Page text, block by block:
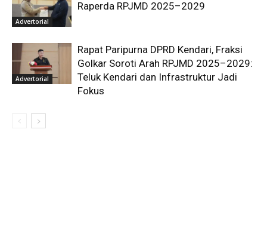
Advertorial
Raperda RPJMD 2025–2029
Advertorial
Rapat Paripurna DPRD Kendari, Fraksi
Golkar Soroti Arah RPJMD 2025–2029:
Teluk Kendari dan Infrastruktur Jadi
Fokus